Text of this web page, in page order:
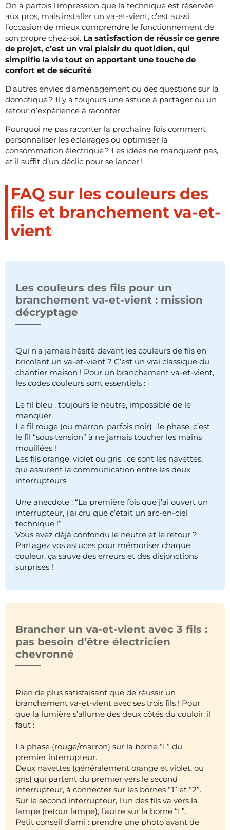
On a parfois l’impression que la technique est réservée
aux pros, mais installer un va-et-vient, c’est aussi
l’occasion de mieux comprendre le fonctionnement de
son propre chez-soi. La satisfaction de réussir ce genre
de projet, c’est un vrai plaisir du quotidien, qui
simplifie la vie tout en apportant une touche de
confort et de sécurité.
D’autres envies d’aménagement ou des questions sur la
domotique ? Il y a toujours une astuce à partager ou un
retour d’expérience à raconter.
Pourquoi ne pas raconter la prochaine fois comment
personnaliser les éclairages ou optimiser la
consommation électrique ? Les idées ne manquent pas,
et il suffit d’un déclic pour se lancer !
FAQ sur les couleurs des
fils et branchement va-et-
vient
Les couleurs des fils pour un
branchement va-et-vient : mission
décryptage
Qui n’a jamais hésité devant les couleurs de fils en
bricolant un va-et-vient ? C’est un vrai classique du
chantier maison ! Pour un branchement va-et-vient,
les codes couleurs sont essentiels :
Le fil bleu : toujours le neutre, impossible de le
manquer.
Le fil rouge (ou marron, parfois noir) : le phase, c’est
le fil “sous tension” à ne jamais toucher les mains
mouillées !
Les fils orange, violet ou gris : ce sont les navettes,
qui assurent la communication entre les deux
interrupteurs.
Une anecdote : “La première fois que j’ai ouvert un
interrupteur, j’ai cru que c’était un arc-en-ciel
technique !”
Vous avez déjà confondu le neutre et le retour ?
Partagez vos astuces pour mémoriser chaque
couleur, ça sauve des erreurs et des disjonctions
surprises !
Brancher un va-et-vient avec 3 fils :
pas besoin d’être électricien
chevronné
Rien de plus satisfaisant que de réussir un
branchement va-et-vient avec ses trois fils ! Pour
que la lumière s’allume des deux côtés du couloir, il
faut :
La phase (rouge/marron) sur la borne “L” du
premier interrupteur.
Deux navettes (généralement orange et violet, ou
gris) qui partent du premier vers le second
interrupteur, à connecter sur les bornes “1” et “2”.
Sur le second interrupteur, l’un des fils va vers la
lampe (retour lampe), l’autre sur la borne “L”.
Petit conseil d’ami : prendre une photo avant de